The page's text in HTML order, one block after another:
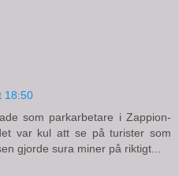
18:50
som parkarbetare i Zappion-
var kul att se på turister som
gjorde sura miner på riktigt...